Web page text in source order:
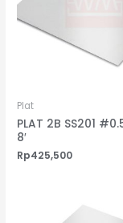
Plat
PLAT 2B SS201
8′
Rp425,500